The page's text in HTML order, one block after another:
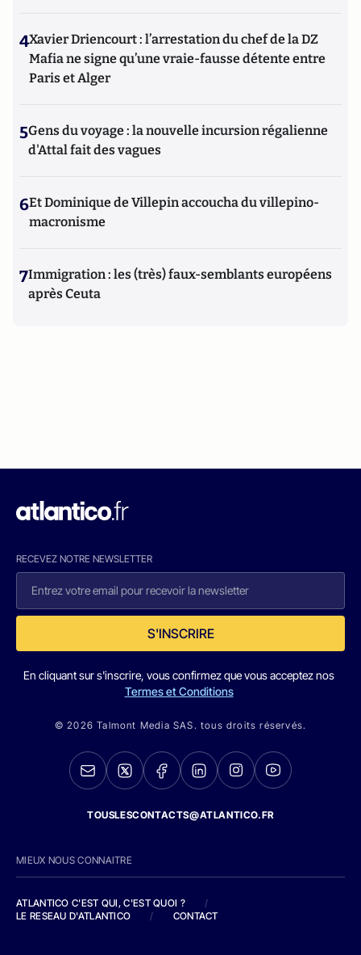
4Xavier Driencourt : l’arrestation du chef de la DZ
Mafia ne signe qu’une vraie-fausse détente entre
Paris et Alger
5Gens du voyage : la nouvelle incursion régalienne
d'Attal fait des vagues
6Et Dominique de Villepin accoucha du villepino-
macronisme
7Immigration : les (très) faux-semblants européens
après Ceuta
RECEVEZ NOTRE NEWSLETTER
S'INSCRIRE
En cliquant sur s'inscrire, vous confirmez que vous acceptez nos
Termes et Conditions
© 2026 Talmont Media SAS. tous droits réservés.
TOUSLESCONTACTS@ATLANTICO.FR
MIEUX NOUS CONNAITRE
ATLANTICO C'EST QUI, C'EST QUOI ?
/
LE RESEAU D'ATLANTICO
/ CONTACT